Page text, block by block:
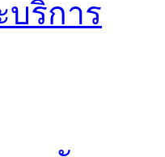
ริการ